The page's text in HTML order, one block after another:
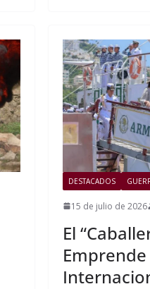
DESTACADOS
15 de julio de 2026
El